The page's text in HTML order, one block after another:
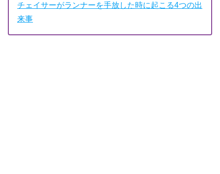
チェイサーがランナーを手放した時に起こる4つの出
来事